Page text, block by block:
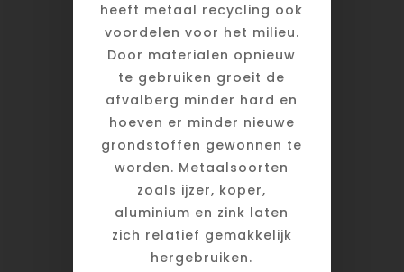
heeft metaal recycling ook
voordelen voor het milieu.
Door materialen opnieuw
te gebruiken groeit de
afvalberg minder hard en
hoeven er minder nieuwe
grondstoffen gewonnen te
worden. Metaalsoorten
zoals ijzer, koper,
aluminium en zink laten
zich relatief gemakkelijk
hergebruiken.